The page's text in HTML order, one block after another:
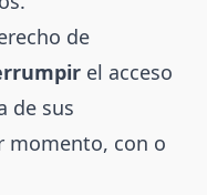
de
el acceso
de sus
momento, con o